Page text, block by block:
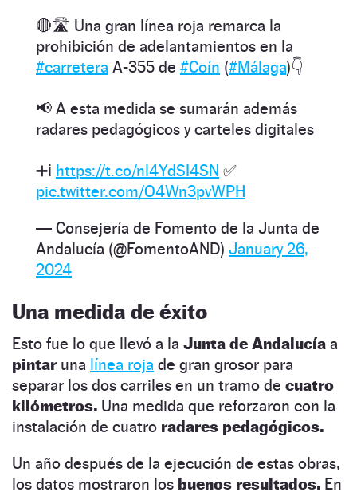
🔴🛣️ Una gran línea roja remarca la
prohibición de adelantamientos en la
#carretera A-355 de #Coín (#Málaga)👇
📢 A esta medida se sumarán además
radares pedagógicos y carteles digitales
➕ℹ️ https://t.co/nl4YdSI4SN ✅
pic.twitter.com/O4Wn3pvWPH
— Consejería de Fomento de la Junta de
Andalucía (@FomentoAND) January 26,
2024
Una medida de éxito
Esto fue lo que llevó a la Junta de Andalucía a
pintaruna línea roja de gran grosor para
separar los dos carriles en un tramo de cuatro
kilómetros. Una medida que reforzaron con la
instalación de cuatro radares pedagógicos.
Un año después de la ejecución de estas obras,
los datos mostraron los buenos resultados. En